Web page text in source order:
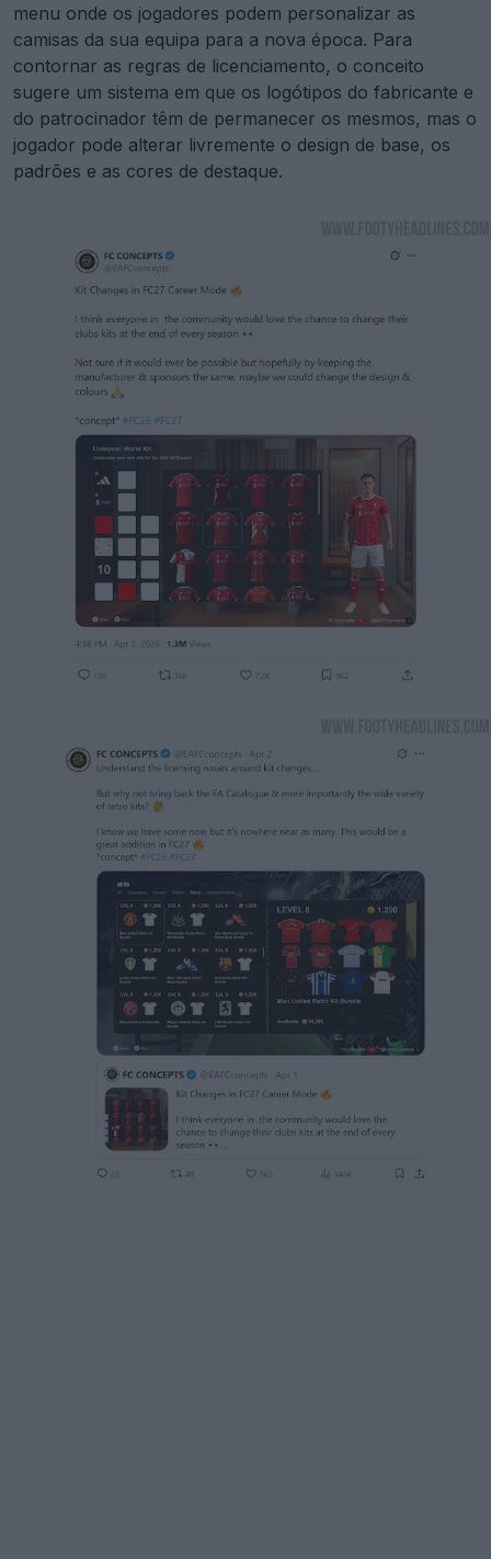
menu onde os jogadores podem personalizar as
camisas da sua equipa para a nova época. Para
contornar as regras de licenciamento, o conceito
sugere um sistema em que os logótipos do fabricante e
do patrocinador têm de permanecer os mesmos, mas o
jogador pode alterar livremente o design de base, os
padrões e as cores de destaque.